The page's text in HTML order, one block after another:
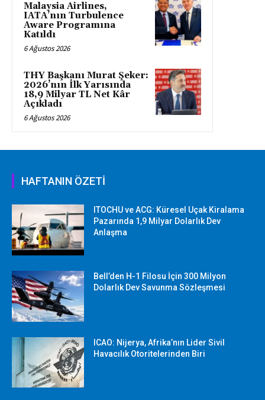
Malaysia Airlines,
IATA’nın Turbulence
Aware Programına
Katıldı
6 Ağustos 2026
THY Başkanı Murat Şeker:
2026’nın İlk Yarısında
18,9 Milyar TL Net Kâr
Açıkladı
6 Ağustos 2026
HAFTANIN ÖZETİ
ITOCHU ve ACG: Küresel Uçak Kiralama
Pazarında 1,9 Milyar Dolarlık Dev
Anlaşma
Bell’den H-1 Filosu İçin 300 Milyon
Dolarlık Dev Savunma Sözleşmesi
ICAO: Nijerya, Afrika’nın Lider Sivil
Havacılık Otoritelerinden Biri